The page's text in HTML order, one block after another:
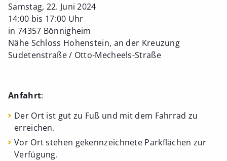
Samstag, 22. Juni 2024
14:00 bis 17:00 Uhr
in 74357 Bönnigheim
Nähe Schloss Hohenstein, an der Kreuzung
Sudetenstraße / Otto-Mecheels-Straße
Anfahrt:
Der Ort ist gut zu Fuß und mit dem Fahrrad zu
erreichen.
Vor Ort stehen gekennzeichnete Parkflächen zur
Verfügung.